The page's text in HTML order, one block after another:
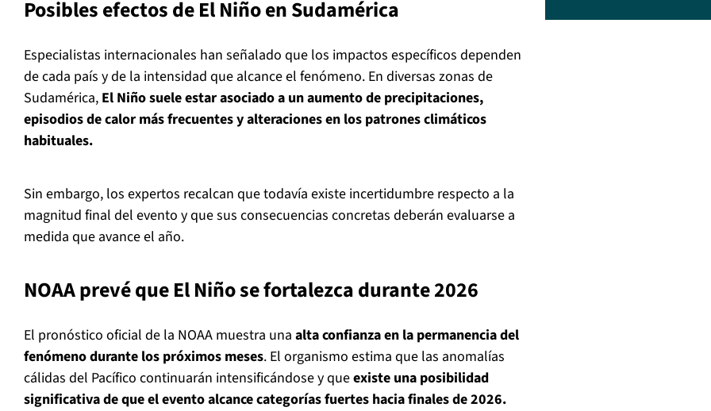
Posibles efectos de El Niño en Sudamérica
Especialistas internacionales han señalado que los impactos específicos dependen
de cada país y de la intensidad que alcance el fenómeno. En diversas zonas de
Sudamérica, El Niño suele estar asociado a un aumento de precipitaciones,
episodios de calor más frecuentes y alteraciones en los patrones climáticos
habituales.
Sin embargo, los expertos recalcan que todavía existe incertidumbre respecto a la
magnitud final del evento y que sus consecuencias concretas deberán evaluarse a
medida que avance el año.
NOAA prevé que El Niño se fortalezca durante 2026
El pronóstico oficial de la NOAA muestra una alta confianza en la permanencia del
fenómeno durante los próximos meses. El organismo estima que las anomalías
cálidas del Pacífico continuarán intensificándose y queexiste una posibilidad
significativa de que el evento alcance categorías fuertes hacia finales de 2026.